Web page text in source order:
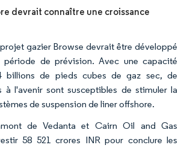
devrait connaître une croissance
gazier Browse devrait être développé
de prévision. Avec une capacité
billions de pieds cubes de gaz sec, de
à l'avenir sont susceptibles de stimuler la
de suspension de liner offshore.
de Vedanta et Cairn Oil and Gas
58 521 crores INR pour conclure les